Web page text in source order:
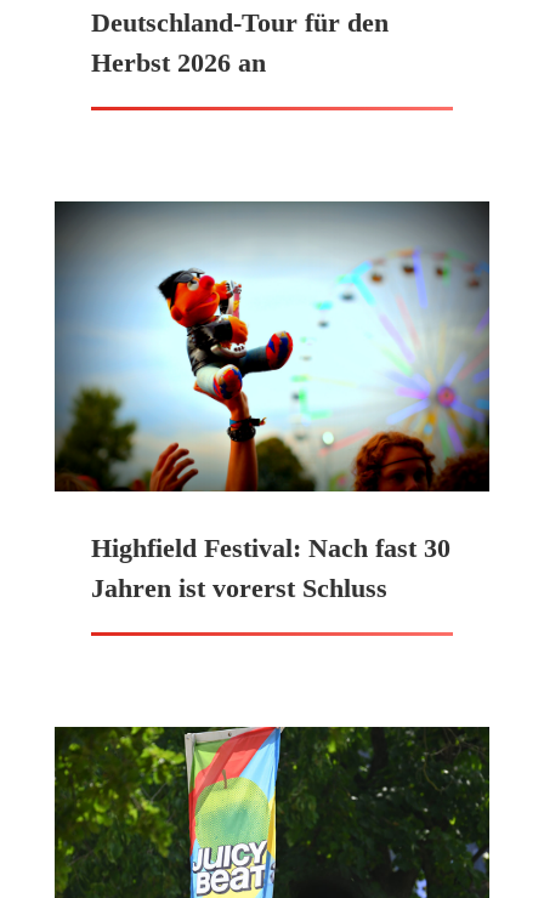
Deutschland-Tour für den
Herbst 2026 an
Highfield Festival: Nach fast 30
Jahren ist vorerst Schluss